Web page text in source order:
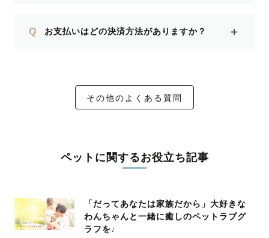
Q お支払いはどの決済方法がありますか？ ＋
その他のよくある質問
ペットに関するお役立ち記事
「だってあなたは家族だから」大好きな
わんちゃんと一緒に癒しのペットラブグ
ラフを♩